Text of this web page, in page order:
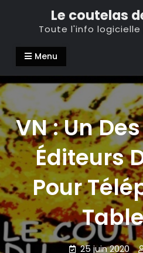
Le coutelas
Toute l'info
Menu
VN : Un
Éditeurs
Pour
25 juin 2020